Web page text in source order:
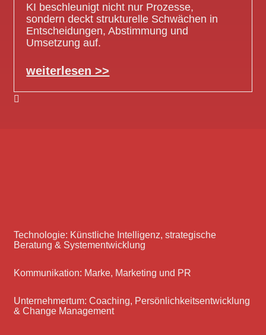
KI beschleunigt nicht nur Prozesse,
sondern deckt strukturelle Schwächen in
Entscheidungen, Abstimmung und
Umsetzung auf.
weiterlesen >>
Technologie: Künstliche Intelligenz, strategische
Beratung & Systementwicklung
Kommunikation: Marke, Marketing und PR
Unternehmertum: Coaching, Persönlichkeitsentwicklung
& Change Management